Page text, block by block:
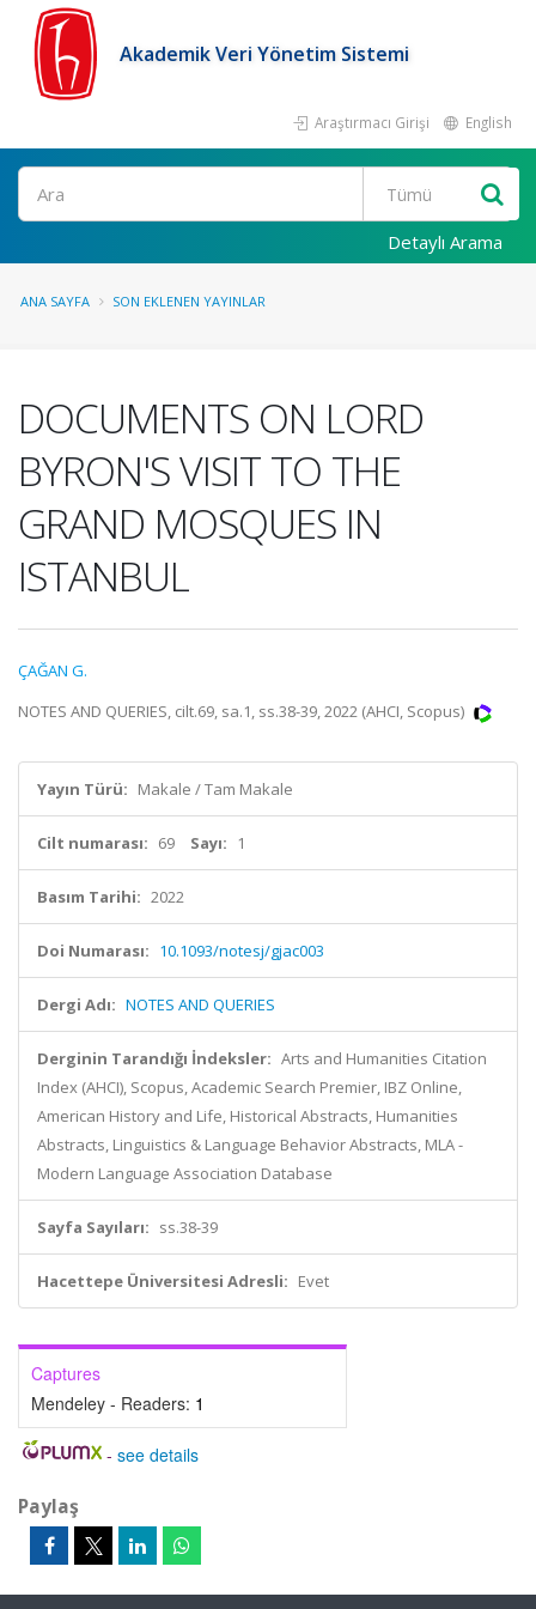
Akademik Veri Yönetim Sistemi
Araştırmacı Girişi English
Ara
Detaylı Arama
ANA SAYFA SON EKLENEN YAYINLAR
DOCUMENTS ON LORD
BYRON'S VISIT TO THE
GRAND MOSQUES IN
ISTANBUL
ÇAĞAN G.
NOTES AND QUERIES, cilt.69, sa.1, ss.38-39, 2022 (AHCI, Scopus)
Yayın Türü: Makale / Tam Makale
Cilt numarası: 69 Sayı: 1
Basım Tarihi: 2022
Doi Numarası: 10.1093/notesj/gjac003
Dergi Adı: NOTES AND QUERIES
Derginin Tarandığı İndeksler: Arts and Humanities Citation
Index (AHCI), Scopus, Academic Search Premier, IBZ Online,
American History and Life, Historical Abstracts, Humanities
Abstracts, Linguistics & Language Behavior Abstracts, MLA -
Modern Language Association Database
Sayfa Sayıları: ss.38-39
Hacettepe Üniversitesi Adresli: Evet
Captures
Mendeley - Readers: 1
- see details
Paylaş